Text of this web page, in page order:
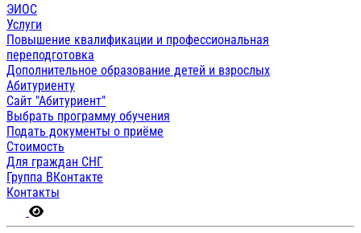
ЭИОС
Услуги
Повышение квалификации и профессиональная
переподготовка
Дополнительное образование детей и взрослых
Абитуриенту
Сайт "Абитуриент"
Выбрать программу обучения
Подать документы о приёме
Стоимость
Для граждан СНГ
Группа ВКонтакте
Контакты